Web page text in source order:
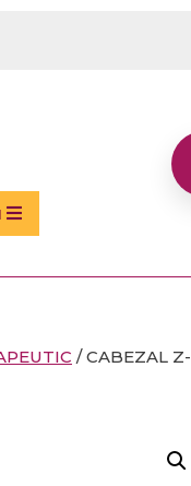
/ CABEZAL Z-